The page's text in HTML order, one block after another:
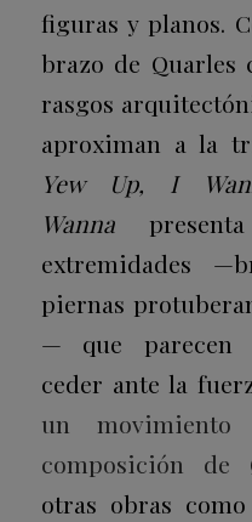
figuras y planos.
brazo de
rasgos
aproximan a la
Yew Up, I
Wanna
extremidades
piernas
— que parecen
ceder ante la
un
composición de
otras obras como